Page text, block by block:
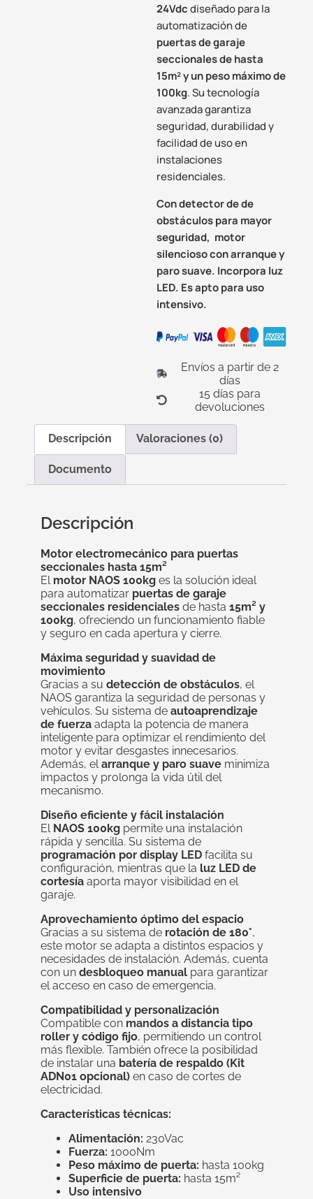
24Vdcdiseñado para la
automatización de
puertas de garaje
seccionales de hasta
15m² y un peso máximo de
100kg. Su tecnología
avanzada garantiza
seguridad, durabilidad y
facilidad de uso en
instalaciones
residenciales.
Con detector de de
obstáculos para mayor
seguridad, motor
silencioso con arranque y
paro suave. Incorpora luz
LED. Esapto para uso
intensivo.
Envíos a partir de 2
días
15 días para
devoluciones
Descripción Valoraciones (0)
Documento
Descripción
Motor electromecánico para puertas
seccionales hasta 15m²
El motor NAOS 100kg es la solución ideal
para automatizar puertas de garaje
seccionales residenciales de hasta 15m² y
100kg, ofreciendo un funcionamiento fiable
y seguro en cada apertura y cierre.
Máxima seguridad y suavidad de
movimiento
Gracias a su detección de obstáculos, el
NAOS garantiza la seguridad de personas y
vehículos. Su sistema de autoaprendizaje
de fuerza adapta la potencia de manera
inteligente para optimizar el rendimiento del
motor y evitar desgastes innecesarios.
Además, el arranque y paro suave minimiza
impactos y prolonga la vida útil del
mecanismo.
Diseño eficiente y fácil instalación
El NAOS 100kg permite una instalación
rápida y sencilla. Su sistema de
programación por display LED facilita su
configuración, mientras que la luz LED de
cortesía aporta mayor visibilidad en el
garaje.
Aprovechamiento óptimo del espacio
Gracias a su sistema de rotación de 180°,
este motor se adapta a distintos espacios y
necesidades de instalación. Además, cuenta
con un desbloqueo manual para garantizar
el acceso en caso de emergencia.
Compatibilidad y personalización
Compatible con mandos a distancia tipo
roller y código fijo, permitiendo un control
más flexible. También ofrece la posibilidad
de instalar una batería de respaldo (Kit
ADN01 opcional) en caso de cortes de
electricidad.
Características técnicas:
Alimentación: 230Vac
Fuerza: 1000Nm
Peso máximo de puerta: hasta 100kg
Superficie de puerta: hasta 15m²
Uso intensivo